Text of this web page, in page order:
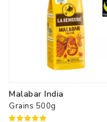
Malabar India
Grains 500g